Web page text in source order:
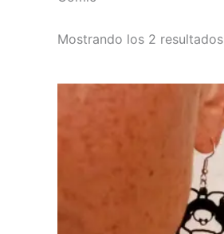
Mostrando los 2 resultados